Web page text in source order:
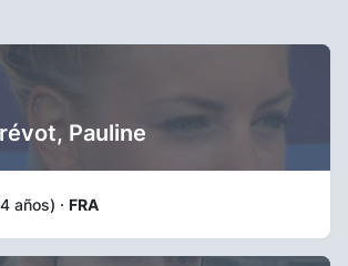
Pauline
años) · FRA